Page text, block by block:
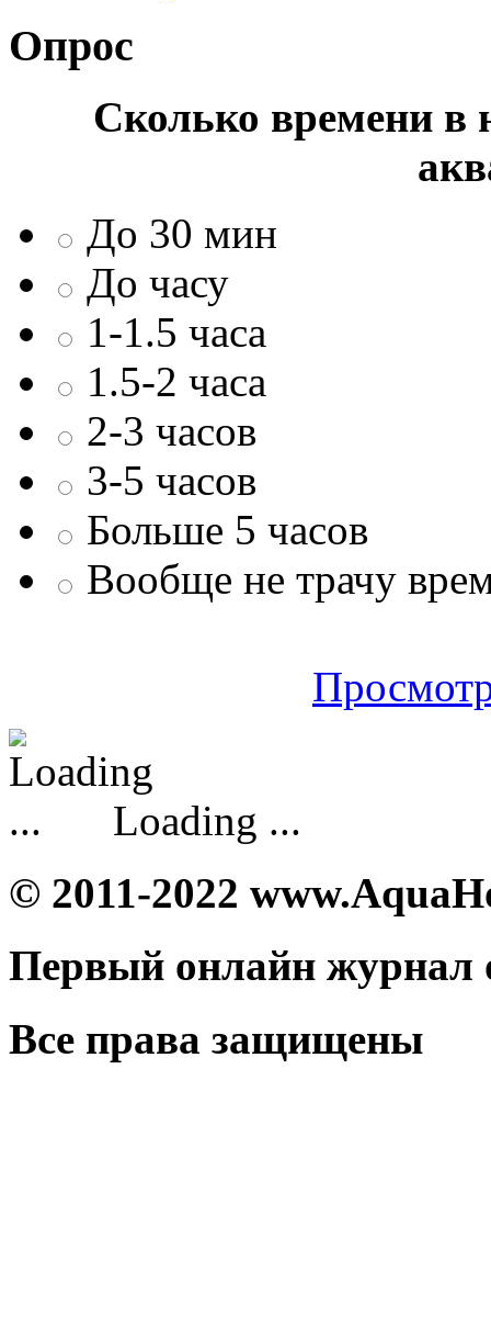
Опрос
Сколько времени в
До 30 мин
До часу
1-1.5 часа
1.5-2 часа
2-3 часов
3-5 часов
Больше 5 часов
Вообще не трачу
Loading ...
© 2011-2022
Первый онлайн журнал
Все права защищены